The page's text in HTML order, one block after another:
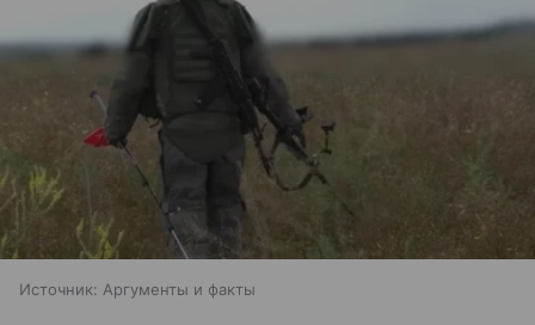
Источник: Аргументы и факты